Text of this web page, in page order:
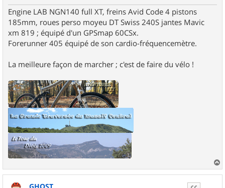
Engine LAB NGN140 full XT, freins Avid Code 4 pistons
185mm, roues perso moyeu DT Swiss 240S jantes Mavic
xm 819 ; équipé d'un GPSmap 60CSx.
Forerunner 405 équipé de son cardio-fréquencemètre.
La meilleure façon de marcher ; c'est de faire du vélo !
a